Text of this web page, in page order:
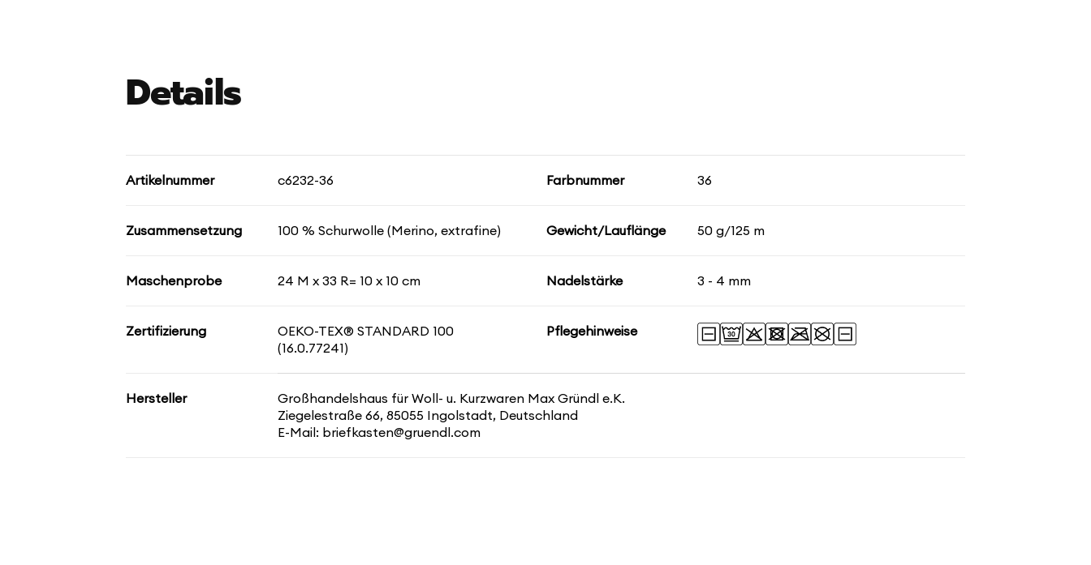
Details
Artikelnummer c6232-36 Farbnummer 36
Zusammensetzung 100 % Schurwolle (Merino, extrafine) Gewicht/Lauflänge 50 g/125 m
Maschenprobe 24 M x 33 R= 10 x 10 cm Nadelstärke 3 - 4 mm
Zertifizierung
OEKO-TEX® STANDARD 100
(16.0.77241)
Pflegehinweise
Hersteller
Großhandelshaus für Woll- u. Kurzwaren Max Gründl e.K.
Ziegelestraße 66, 85055 Ingolstadt, Deutschland
E-Mail: briefkasten@gruendl.com